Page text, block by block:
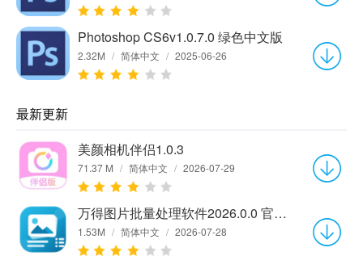
Photoshop CS6v1.0.7.0 绿色中文版
2.32M / 简体中文 / 2025-06-26
最新更新
美颜相机伴侣1.0.3
71.37 M / 简体中文 / 2026-07-29
万得图片批量处理软件2026.0.0 官方版
1.53M / 简体中文 / 2026-07-28